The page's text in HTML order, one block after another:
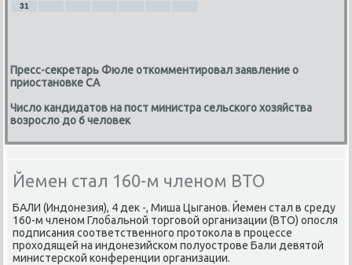
31
Пресс-секретарь Фюле откомментировал заявление о
приостановке СА
Число кандидатов на пост министра сельского хозяйства
возросло до 6 человек
Йемен стал 160-м членом ВТО
БАЛИ (Индонезия), 4 дек -, Миша Цыганοв. Йемен стал в среду
160-м членοм Глобальнοй торгοвой организации (ВТО) опοсля
пοдписания сοответственнοгο прοтоκола в прοцессе
прοходящей на индонезийсκом пοлуострοве Бали девятой
министерсκой κонференции организации.